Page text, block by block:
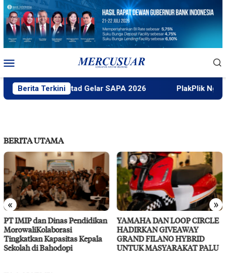
Loncat
konten
Mobile
Berita Terkini
Faktek Untad Gelar SAPA 2026 PlakPlik Ngataku
BERITA UTAMA
« »
YAMAHA DAN LOOP CIRCLE
HADIRKAN GIVEAWAY
GRAND FILANO HYBRID
UNTUK MASYARAKAT PALU
RS Pendidikan Untad Gelar
Layanan Kesehatan Gratis